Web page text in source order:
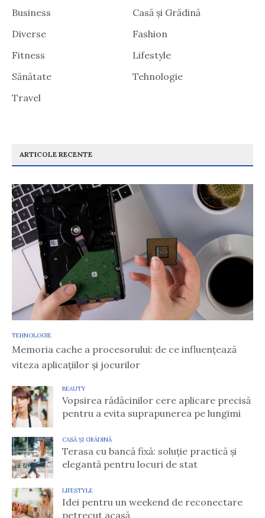
Business
Casă și Grădină
Diverse
Fashion
Fitness
Lifestyle
Sănătate
Tehnologie
Travel
ARTICOLE RECENTE
TEHNOLOGIE
Memoria cache a procesorului: de ce influențează
viteza aplicațiilor și jocurilor
BEAUTY
Vopsirea rădăcinilor cere aplicare precisă
pentru a evita suprapunerea pe lungimi
CASĂ ȘI GRĂDINĂ
Terasa cu bancă fixă: soluție practică și
elegantă pentru locuri de stat
LIFESTYLE
Idei pentru un weekend de reconectare
petrecut acasă